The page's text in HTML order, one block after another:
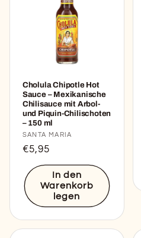
Cholula Chipotle Hot
Sauce – Mexikanische
Chilisauce mit Arbol-
und Piquin-Chilischoten
– 150 ml
Anbieter:
SANTA MARIA
Normaler
Preis
€5,95
In den
Warenkorb
legen